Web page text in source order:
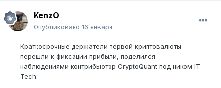
KenzO
Опубликовано 16 января
Краткосрочные держатели первой криптовалюты
перешли к фиксации прибыли, поделился
наблюдениями контрибьютор CryptoQuant под ником IT
Tech.